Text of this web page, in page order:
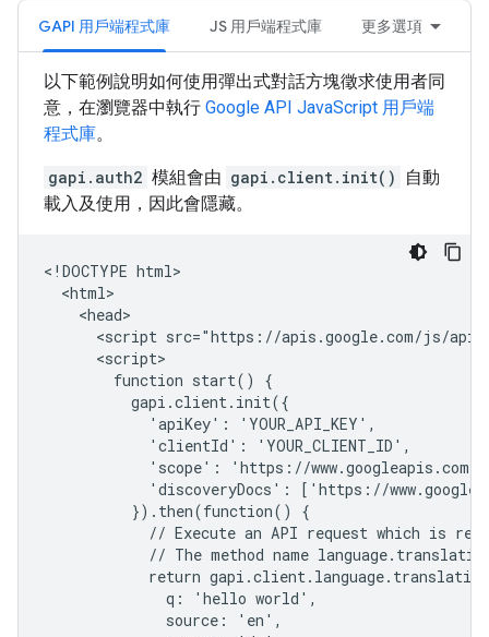
GAPI 用戶端程式庫 JS 用戶端程式庫 更多選項
以下範例說明如何使用彈出式對話方塊徵求使用者同
意，在瀏覽器中執行 Google API JavaScript 用戶端
程式庫。
gapi.auth2 模組會由 gapi.client.init()
自動
載入及使用，因此會隱藏。
<!DOCTYPE html>
  <html>
    <head>
<script src="https://apis.google.com/js/
      <script>
        function start() {
          gapi.client.init({
            'apiKey': 'YOUR_API_KEY',
            'clientId': 'YOUR_CLIENT_ID',
'scope': 'https://www.googleapis.com/
'discoveryDocs': ['https://
          }).then(function() {
// Execute an API request which is
// The method name
return
              q: 'hello world',
              source: 'en',